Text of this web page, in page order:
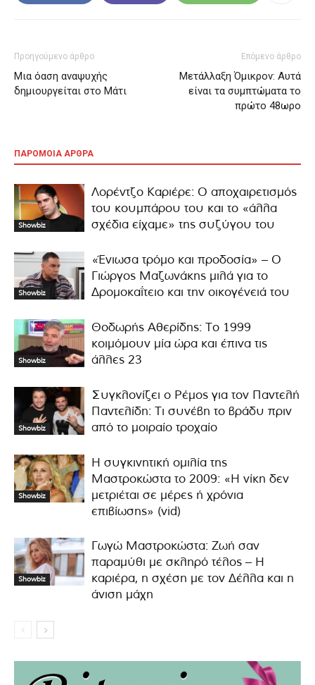
Προηγούμενο άρθρο
Μια όαση αναψυχής
δημιουργείται στο Μάτι
Επόμενο άρθρο
Μετάλλαξη Όμικρον: Αυτά
είναι τα συμπτώματα το
πρώτο 48ωρο
ΠΑΡΟΜΟΙΑ ΑΡΘΡΑ
Showbiz
Λορέντζο Καριέρε: Ο αποχαιρετισμός
του κουμπάρου του και το «άλλα
σχέδια είχαμε» της συζύγου του
Showbiz
«Ένιωσα τρόμο και προδοσία» – Ο
Γιώργος Μαζωνάκης μιλά για το
Δρομοκαΐτειο και την οικογένειά του
Showbiz
Θοδωρής Αθερίδης: Το 1999
κοιμόμουν μία ώρα και έπινα τις
άλλες 23
Showbiz
Συγκλονίζει ο Ρέμος για τον Παντελή
Παντελίδη: Τι συνέβη το βράδυ πριν
από το μοιραίο τροχαίο
Showbiz
Η συγκινητική ομιλία της
Μαστροκώστα το 2009: «Η νίκη δεν
μετριέται σε μέρες ή χρόνια
επιβίωσης» (vid)
Showbiz
Γωγώ Μαστροκώστα: Ζωή σαν
παραμύθι με σκληρό τέλος – Η
καριέρα, η σχέση με τον Δέλλα και η
άνιση μάχη